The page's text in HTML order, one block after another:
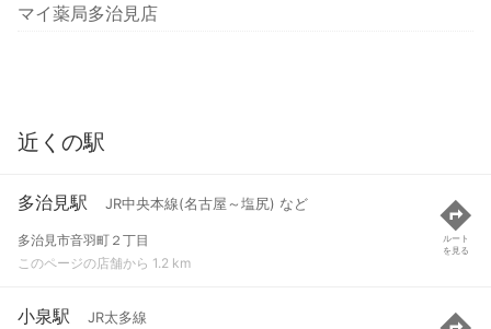
マイ薬局多治見店
近くの駅
多治見駅 JR中央本線(名古屋～塩尻) など
多治見市音羽町２丁目
このページの店舗から 1.2 km
ルート
を見る
小泉駅 JR太多線